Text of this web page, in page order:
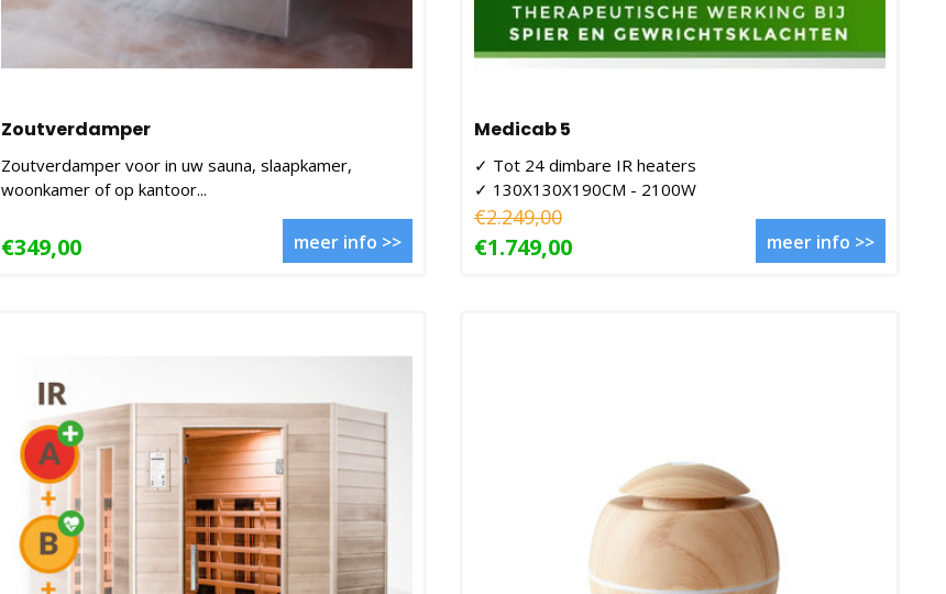
Zoutverdamper
Zoutverdamper voor in uw sauna, slaapkamer,
woonkamer of op kantoor...
€349,00 meer info >>
Medicab 5
✓ Tot 24 dimbare IR heaters
✓ 130X130X190CM - 2100W
€2.249,00
€1.749,00 meer info >>